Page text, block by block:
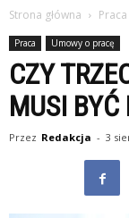
Strona główna Praca
Praca Umowy o pracę
CZY
MUSI
Przez Redakcja - 3